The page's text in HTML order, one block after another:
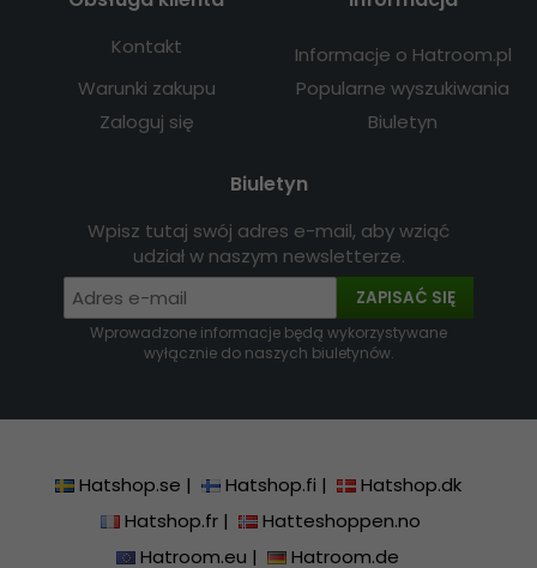
Kontakt
Warunki zakupu
Zaloguj się
Informacje o Hatroom.pl
Popularne wyszukiwania
Biuletyn
Biuletyn
Wpisz tutaj swój adres e-mail, aby wziąć
udział w naszym newsletterze.
ZAPISAĆ SIĘ
Wprowadzone informacje będą wykorzystywane
wyłącznie do naszych biuletynów.
Hatshop.se | Hatshop.fi |
Hatshop.dk
Hatshop.fr|
Hatteshoppen.no
Hatroom.eu | Hatroom.de